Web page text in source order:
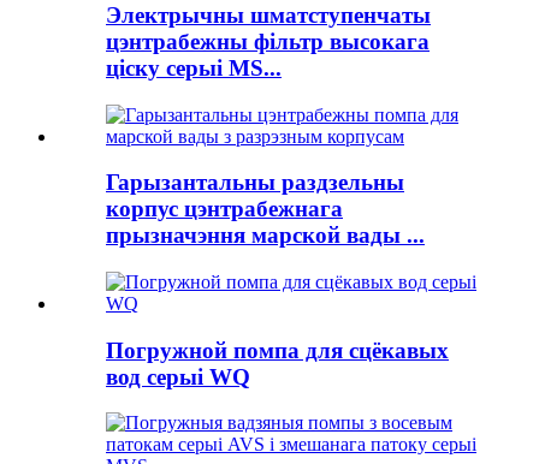
Электрычны шматступенчаты
цэнтрабежны фільтр высокага
ціску серыі MS...
Гарызантальны раздзельны
корпус цэнтрабежнага
прызначэння марской вады ...
Погружной помпа для сцёкавых
вод серыі WQ